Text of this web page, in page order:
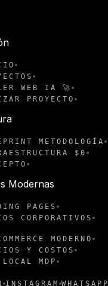
WEB IA 🚀
PROYECTO
METODOLOGÍA
$0
Modernas
PAGES
CORPORATIVOS
MODERNO
Y COSTOS
MDP
INSTAGRAM WHATSAPP